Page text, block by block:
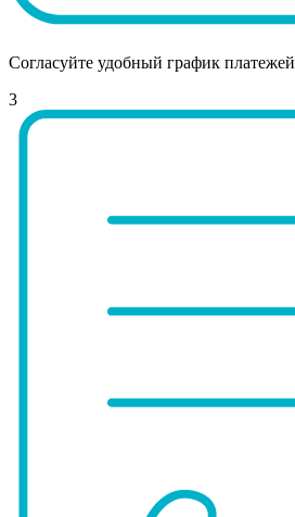
Согласуйте удобный график платежей
3